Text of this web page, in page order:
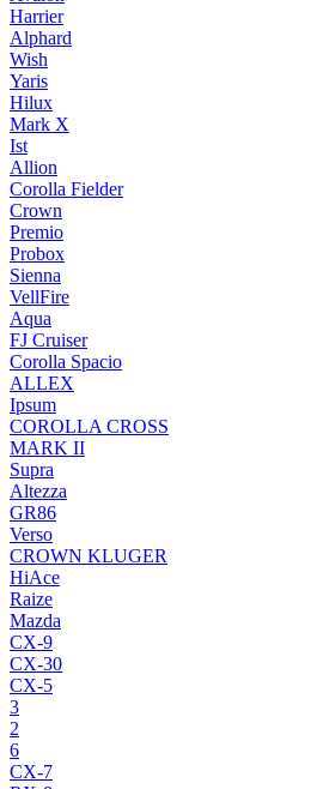
Harrier
Alphard
Wish
Yaris
Hilux
Mark X
Ist
Allion
Corolla Fielder
Crown
Premio
Probox
Sienna
VellFire
Aqua
FJ Cruiser
Corolla Spacio
ALLEX
Ipsum
COROLLA CROSS
MARK II
Supra
Altezza
GR86
Verso
CROWN KLUGER
HiAce
Raize
Mazda
CX-9
CX-30
CX-5
3
2
6
CX-7